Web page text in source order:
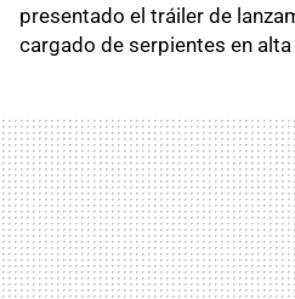
presentado el tráiler de
cargado de serpientes en